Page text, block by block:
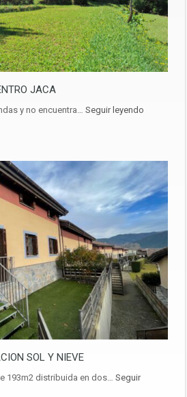
JACA
y no encuentra… Seguir leyendo
SOL Y NIEVE
193m2 distribuida en dos… Seguir